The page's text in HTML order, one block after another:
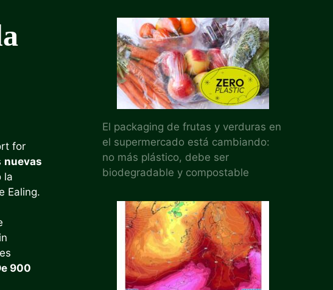
for
nuevas
la
Ealing.
900
El packaging de frutas y verduras en
el supermercado está cambiando:
no más plástico, debe ser
biodegradable y compostable